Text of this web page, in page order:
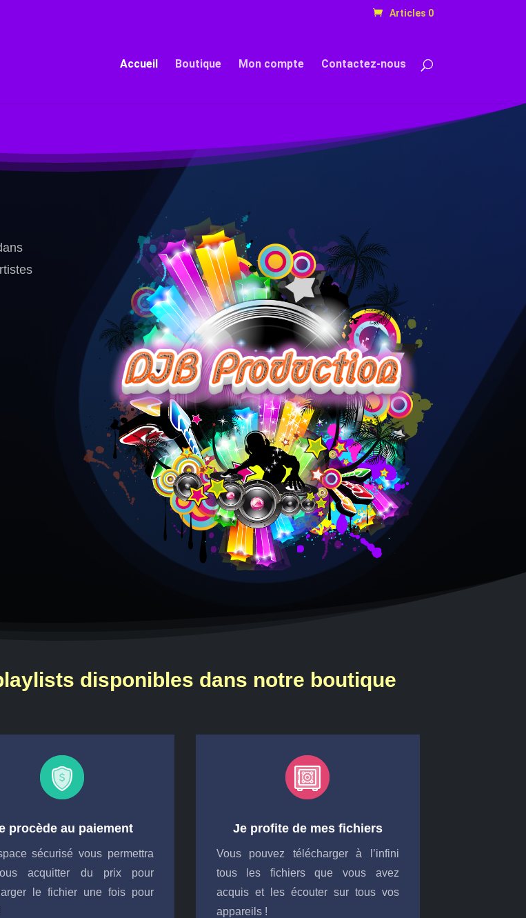
Articles 0
Accueil Boutique Mon compte Contactez-nous
disponibles dans notre boutique
procède au paiement
sécurisé vous permettra
acquitter du prix pour
le fichier une fois pour
Je profite de mes fichiers
Vous pouvez télécharger à l’infini
tous les fichiers que vous avez
acquis et les écouter sur tous vos
appareils !